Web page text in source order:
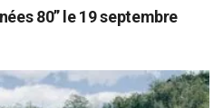
80” le 19 septembre